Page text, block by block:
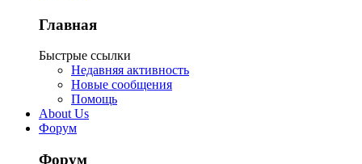
Главная
Быстрые ссылки
Недавняя активность
Новые сообщения
Помощь
About Us
Форум
Форум